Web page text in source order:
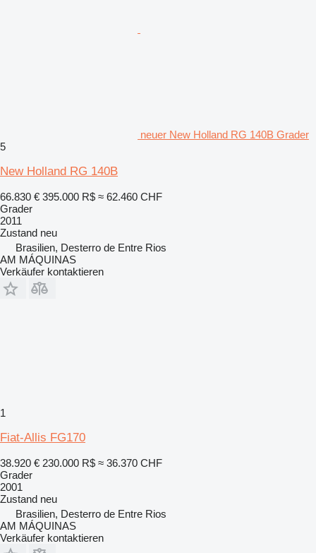
neuer New Holland RG 140B Grader
5
New Holland RG 140B
66.830 € 395.000 R$ ≈ 62.460 CHF
Grader
2011
Zustand neu
Brasilien, Desterro de Entre Rios
AM MÁQUINAS
Verkäufer kontaktieren
1
Fiat-Allis FG170
38.920 € 230.000 R$ ≈ 36.370 CHF
Grader
2001
Zustand neu
Brasilien, Desterro de Entre Rios
AM MÁQUINAS
Verkäufer kontaktieren